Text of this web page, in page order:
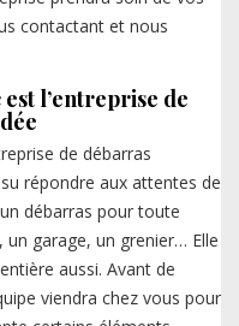
contactant et nous
est l’entreprise de
de débarras
répondre aux attentes de
débarras pour toute
garage, un grenier… Elle
aussi. Avant de
viendra chez vous pour